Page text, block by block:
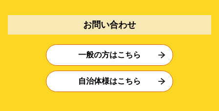
お問い合わせ
一般の方はこちら
自治体様はこちら